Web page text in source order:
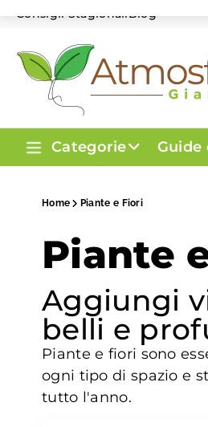
Consigli StagionaliBlog
Categorie Guide
Home Piante e Fiori
Piante
Aggiungi
belli e
Piante e fiori sono
ogni tipo di spazio e
tutto l'anno.